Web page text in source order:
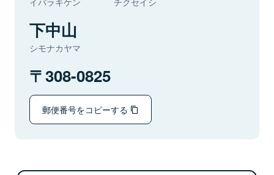
下中山
シモナカヤマ
308-0825
郵便番号をコピーする